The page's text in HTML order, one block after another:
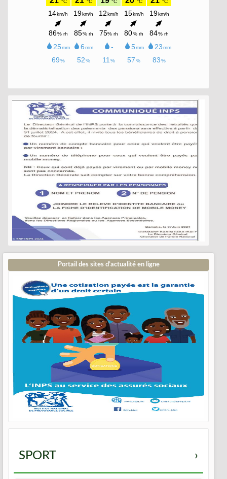
Portail des sites d’actualité en ligne
SPORT ›